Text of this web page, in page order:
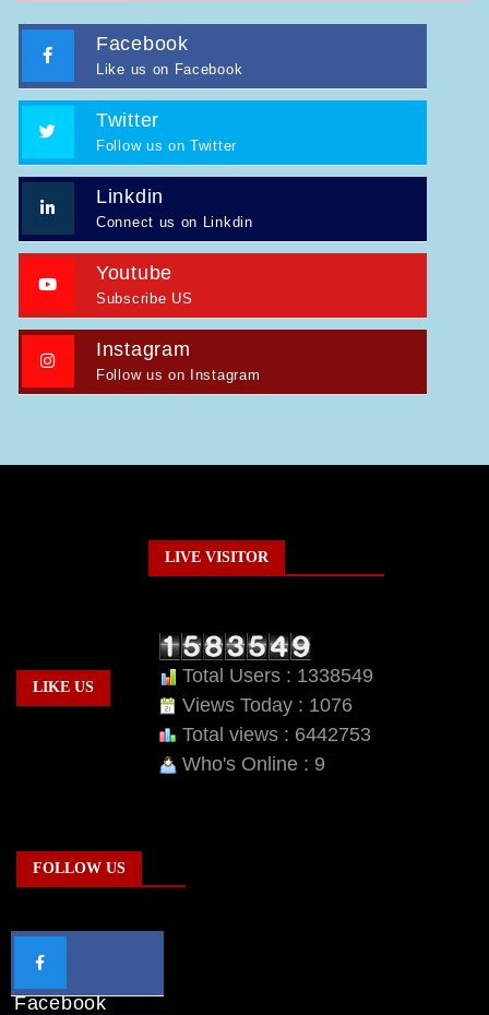
Facebook
Like us on Facebook
Twitter
Follow us on Twitter
Linkdin
Connect us on Linkdin
Youtube
Subscribe US
Instagram
Follow us on Instagram
LIKE US
LIVE VISITOR
Total Users : 1338549
Views Today : 1076
Total views : 6442753
Who's Online : 9
FOLLOW US
Facebook